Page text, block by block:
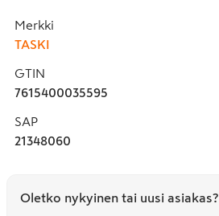
Merkki
TASKI
GTIN
7615400035595
SAP
21348060
Oletko nykyinen tai uusi asiakas?